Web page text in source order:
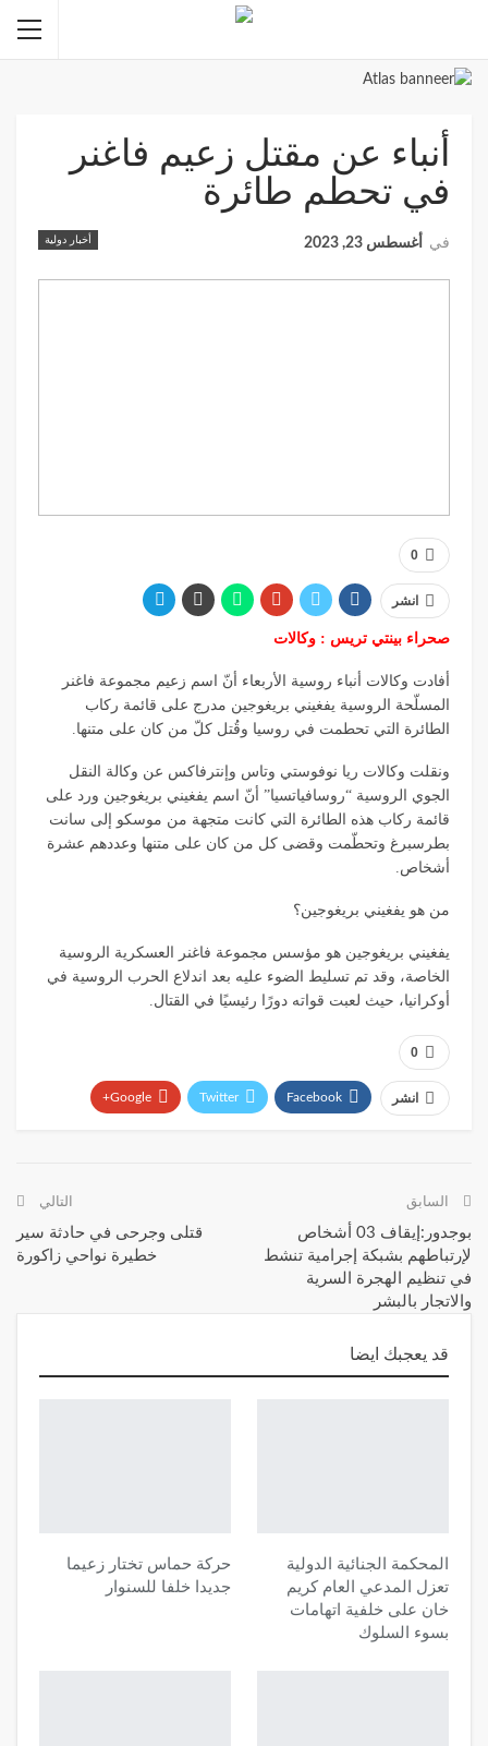
أنباء عن مقتل زعيم فاغنر
في تحطم طائرة
أخبار دولية في أغسطس 23, 2023
0
انشر
صحراء بينتي تريس : وكالات
أفادت وكالات أنباء روسية الأربعاء أنّ اسم زعيم مجموعة فاغنر
المسلّحة الروسية يفغيني بريغوجين مدرج على قائمة ركاب
الطائرة التي تحطمت في روسيا وقُتل كلّ من كان على متنها.
ونقلت وكالات ريا نوفوستي وتاس وإنترفاكس عن وكالة النقل
الجوي الروسية “روسافياتسيا” أنّ اسم يفغيني بريغوجين ورد على
قائمة ركاب هذه الطائرة التي كانت متجهة من موسكو إلى سانت
بطرسبرغ وتحطّمت وقضى كل من كان على متنها وعددهم عشرة
أشخاص.
من هو يفغيني بريغوجين؟
يفغيني بريغوجين هو مؤسس مجموعة فاغنر العسكرية الروسية
الخاصة، وقد تم تسليط الضوء عليه بعد اندلاع الحرب الروسية في
أوكرانيا، حيث لعبت قواته دورًا رئيسيًا في القتال.
0
انشر Facebook
Twitter
Google+
السابق
بوجدور:إيقاف 03 أشخاص
لإرتباطهم بشبكة إجرامية تنشط
في تنظيم الهجرة السرية
والاتجار بالبشر
التالي
قتلى وجرحى في حادثة سير
خطيرة نواحي زاكورة
قد يعجبك ايضا
المحكمة الجنائية الدولية
تعزل المدعي العام كريم
خان على خلفية اتهامات
بسوء السلوك
حركة حماس تختار زعيما
جديدا خلفا للسنوار